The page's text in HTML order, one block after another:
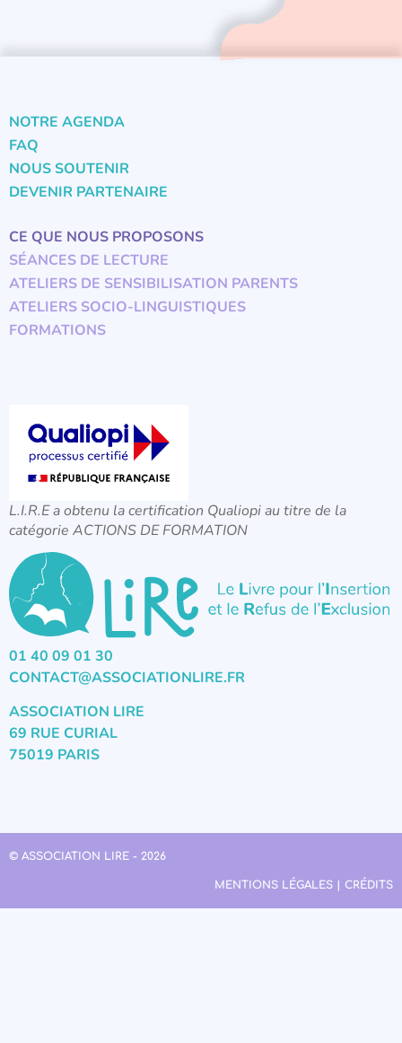
NOTRE AGENDA
FAQ
NOUS SOUTENIR
DEVENIR PARTENAIRE
CE QUE NOUS PROPOSONS
SÉANCES DE LECTURE
ATELIERS DE SENSIBILISATION PARENTS
ATELIERS SOCIO-LINGUISTIQUES
FORMATIONS
L.I.R.E a obtenu la certification Qualiopi au titre de la
catégorie ACTIONS DE FORMATION
01 40 09 01 30
CONTACT@ASSOCIATIONLIRE.FR
ASSOCIATION LIRE
69 RUE CURIAL
75019 PARIS
© ASSOCIATION LIRE - 2026
MENTIONS LÉGALES | CRÉDITS